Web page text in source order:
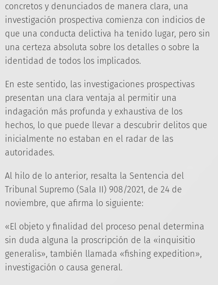
concretos y denunciados de manera clara, una
investigación prospectiva comienza con indicios de
que una conducta delictiva ha tenido lugar, pero sin
una certeza absoluta sobre los detalles o sobre la
identidad de todos los implicados.
En este sentido, las investigaciones prospectivas
presentan una clara ventaja al permitir una
indagación más profunda y exhaustiva de los
hechos, lo que puede llevar a descubrir delitos que
inicialmente no estaban en el radar de las
autoridades.
Al hilo de lo anterior, resalta la Sentencia del
Tribunal Supremo (Sala II) 908/2021, de 24 de
noviembre, que afirma lo siguiente:
«El objeto y finalidad del proceso penal determina
sin duda alguna la proscripción de la «inquisitio
generalis», también llamada «fishing expedition»,
investigación o causa general.